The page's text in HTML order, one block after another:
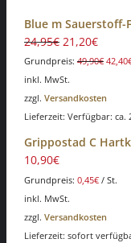
Blue m Sauerstoff-
24,95€ 21,20€
Grundpreis: 49,90€ 42,40
inkl. MwSt.
zzgl. Versandkosten
Lieferzeit: Verfügbar: ca.
Grippostad C
10,90€
Grundpreis: 0,45€ / St.
inkl. MwSt.
zzgl. Versandkosten
Lieferzeit: sofort